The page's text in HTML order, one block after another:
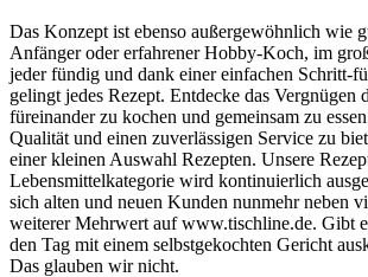
Das Konzept ist ebenso außergewöhnlich wie
Anfänger oder erfahrener Hobby-Koch, im
jeder fündig und dank einer einfachen Schritt-
gelingt jedes Rezept. Entdecke das Vergnügen
füreinander zu kochen und gemeinsam zu
Qualität und einen zuverlässigen Service zu
einer kleinen Auswahl Rezepten. Unsere
Lebensmittelkategorie wird kontinuierlich
sich alten und neuen Kunden nunmehr neben
weiterer Mehrwert auf www.tischline.de. Gibt
den Tag mit einem selbstgekochten Gericht
Das glauben wir nicht.